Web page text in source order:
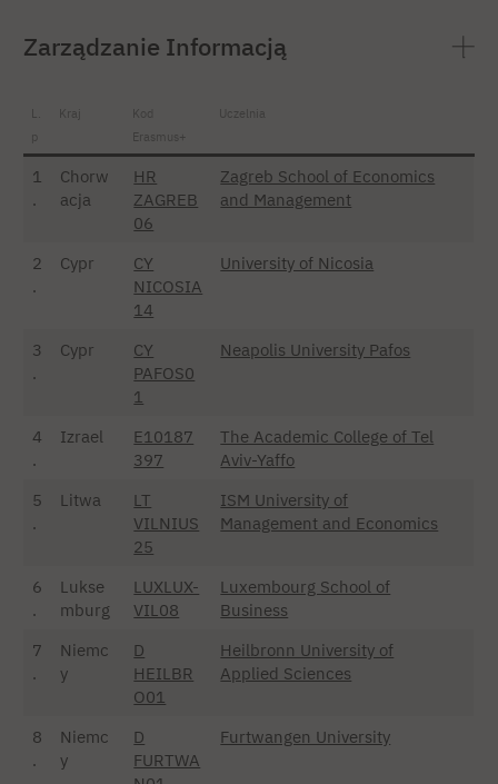
Zarządzanie Informacją
L.
p
Kraj
Kod
Erasmus+
Uczelnia
1
.
Chorw
acja
HR
ZAGREB
06
Zagreb School of Economics
and Management
2
.
Cypr
CY
NICOSIA
14
University of Nicosia
3
.
Cypr
CY
PAFOS0
1
Neapolis University Pafos
4
.
Izrael
E10187
397
The Academic College of Tel
Aviv-Yaffo
5
.
Litwa
LT
VILNIUS
25
ISM University of
Management and Economics
6
.
Lukse
mburg
LUXLUX-
VIL08
Luxembourg School of
Business
7
.
Niemc
y
D
HEILBR
O01
Heilbronn University of
Applied Sciences
8
.
Niemc
y
D
FURTWA
Furtwangen University